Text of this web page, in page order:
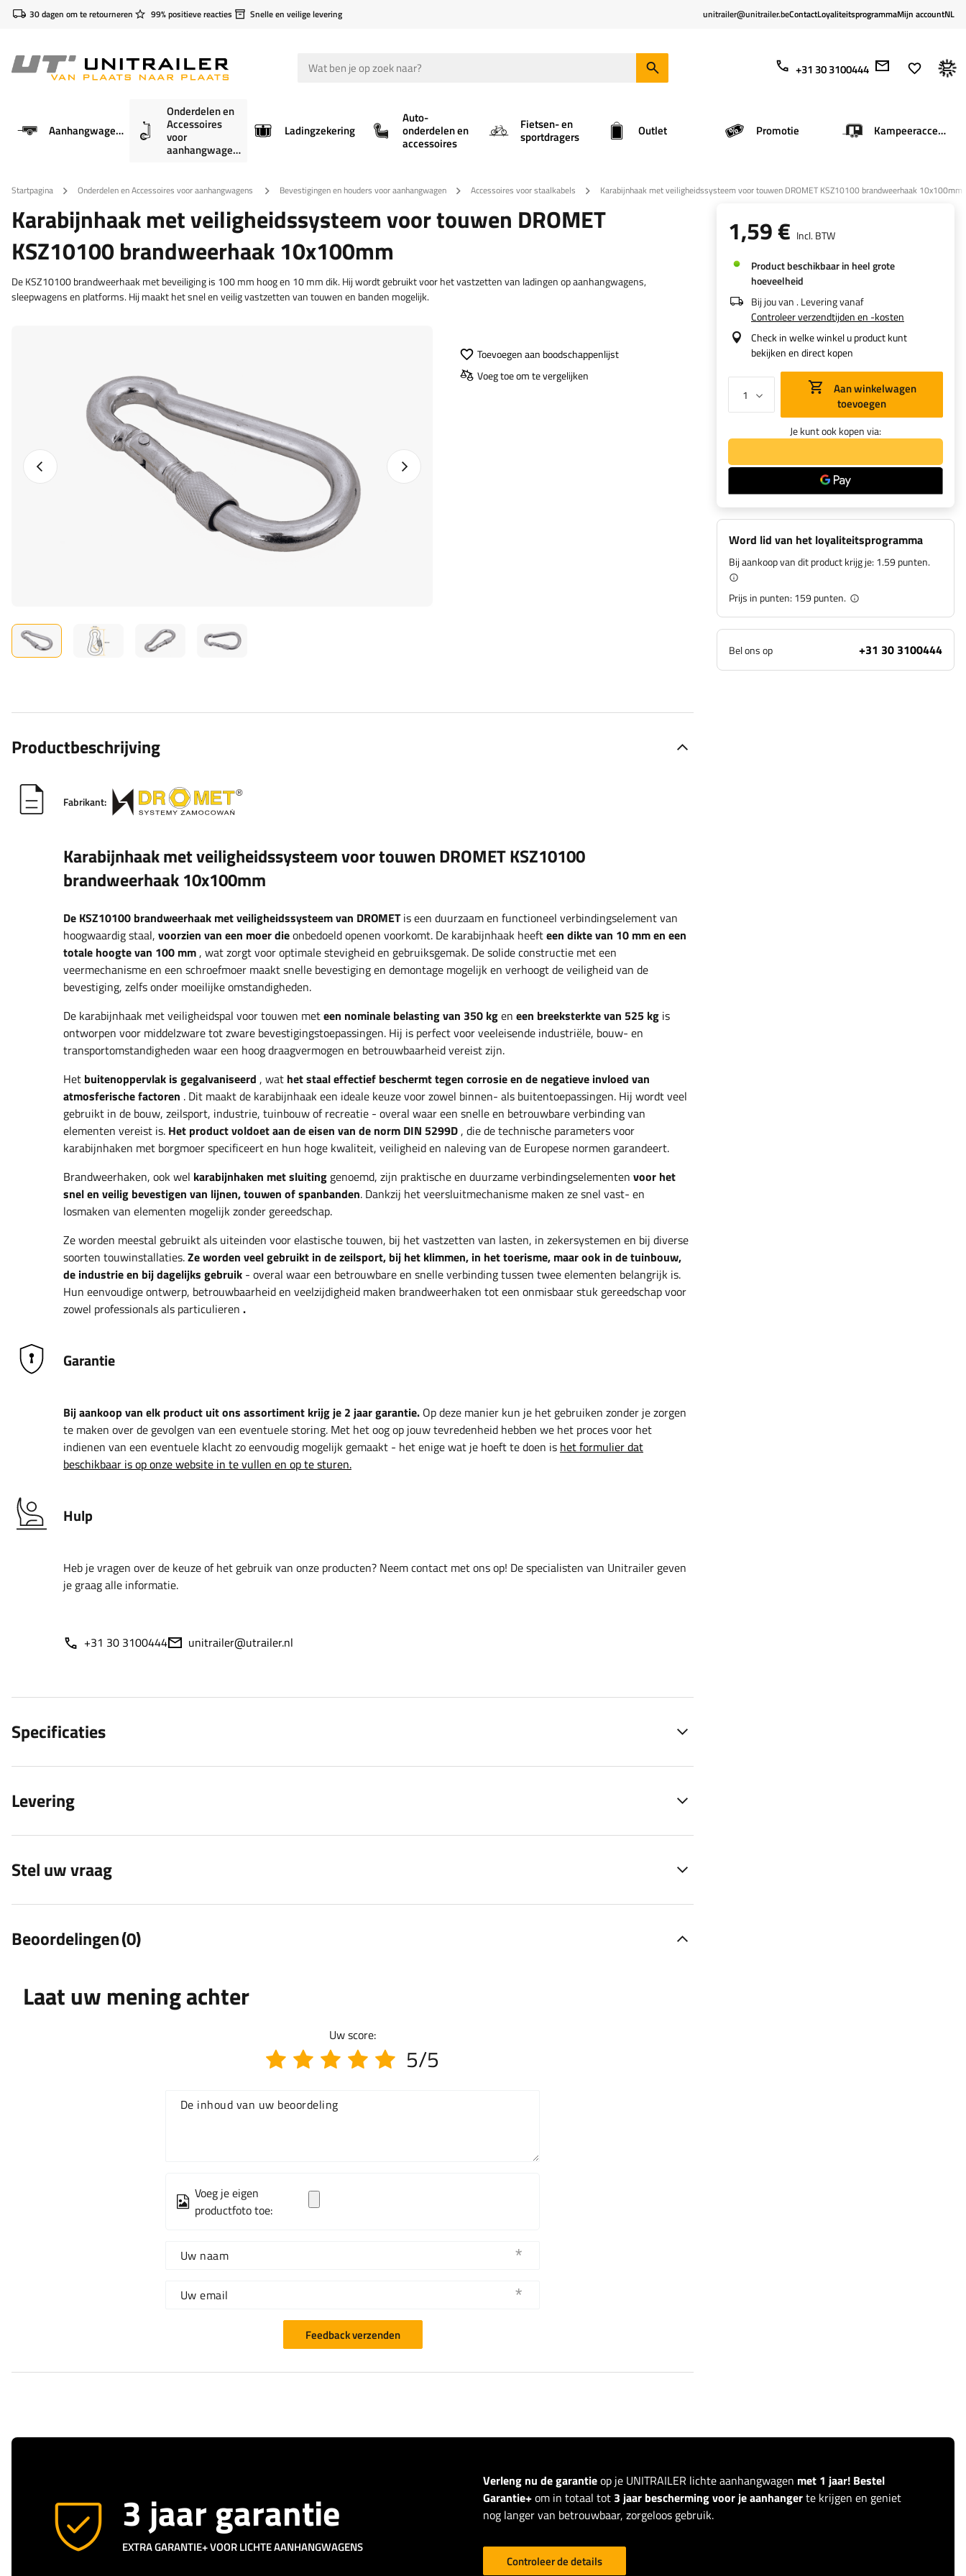
30 dagen om te retourneren 99% positieve reacties Snelle en veilige levering unitrailer@unitrailer.beContactLoyaliteitsprogrammaMijn accountNL
+31 30 3100444
Aanhangwagens
Onderdelen en
Accessoires
voor
aanhangwagens
Ladingzekering
Auto-
onderdelen en
accessoires
Fietsen- en
sportdragers Outlet Promotie Kampeeraccessoires
Startpagina Onderdelen en Accessoires voor aanhangwagens Bevestigingen en houders voor aanhangwagen Accessoires voor staalkabels Karabijnhaak met veiligheidssysteem voor touwen DROMET KSZ10100 brandweerhaak 10x100mm
Karabijnhaak met veiligheidssysteem voor touwen DROMET
KSZ10100 brandweerhaak 10x100mm
De KSZ10100 brandweerhaak met beveiliging is 100 mm hoog en 10 mm dik. Hij wordt gebruikt voor het vastzetten van ladingen op aanhangwagens,
sleepwagens en platforms. Hij maakt het snel en veilig vastzetten van touwen en banden mogelijk.
Vorige foto Naprawa produktu
Toevoegen aan boodschappenlijst
Voeg toe om te vergelijken
1,59 € Incl. BTW
Product beschikbaar in heel grote
hoeveelheid
Bij jou van . Levering vanaf
Controleer verzendtijden en -kosten
Check in welke winkel u product kunt
bekijken en direct kopen
toevoegen
Je kunt ook kopen via:
Word lid van het loyaliteitsprogramma
Bij aankoop van dit product krijg je: 1.59 punten.
Prijs in punten: 159punten.
Bel ons op +31 30 3100444
Productbeschrijving
Fabrikant:
Karabijnhaak met veiligheidssysteem voor touwenDROMETKSZ10100
brandweerhaak 10x100mm
De KSZ10100 brandweerhaak met veiligheidssysteem van DROMETis een duurzaam en functioneel verbindingselement van
hoogwaardig staal, voorzien van een moer dieonbedoeld openen voorkomt. De karabijnhaak heefteen dikte van 10 mm en een
totale hoogte van 100 mm, wat zorgt voor optimale stevigheid en gebruiksgemak. De solide constructie met een
veermechanisme en een schroefmoer maakt snelle bevestiging en demontage mogelijk en verhoogt de veiligheid van de
bevestiging, zelfs onder moeilijke omstandigheden.
De karabijnhaak met veiligheidspal voor touwen meteen nominale belasting van 350 kgen een breeksterkte van 525 kg is
ontworpen voor middelzware tot zware bevestigingstoepassingen. Hij is perfect voor veeleisende industriële, bouw- en
transportomstandigheden waar een hoog draagvermogen en betrouwbaarheid vereist zijn.
Het buitenoppervlak is gegalvaniseerd , wat het staal effectief beschermt tegen corrosie en de negatieve invloed van
atmosferische factoren . Dit maakt de karabijnhaak een ideale keuze voor zowel binnen- als buitentoepassingen. Hij wordt veel
gebruikt in de bouw, zeilsport, industrie, tuinbouw of recreatie - overal waar een snelle en betrouwbare verbinding van
elementen vereist is. Het product voldoet aan de eisen van de norm DIN 5299D, die de technische parameters voor
karabijnhaken met borgmoer specificeert en hun hoge kwaliteit, veiligheid en naleving van de Europese normen garandeert.
Brandweerhaken, ook wel karabijnhaken met sluiting genoemd, zijn praktische en duurzame verbindingselementen voor het
snel en veilig bevestigen van lijnen, touwen of spanbanden. Dankzij het veersluitmechanisme maken ze snel vast- en
losmaken van elementen mogelijk zonder gereedschap.
Ze worden meestal gebruikt als uiteinden voor elastische touwen, bij het vastzetten van lasten, in zekersystemen en bij diverse
soorten touwinstallaties.Ze worden veel gebruikt in de zeilsport, bij het klimmen, in het toerisme, maar ook in de tuinbouw,
de industrie en bij dagelijks gebruik - overal waar een betrouwbare en snelle verbinding tussen twee elementen belangrijk is.
Hun eenvoudige ontwerp, betrouwbaarheid en veelzijdigheid maken brandweerhaken tot een onmisbaar stuk gereedschap voor
zowel professionals als particulieren .
Garantie
Bij aankoop van elk product uit ons assortiment krijg je 2 jaar garantie. Op deze manier kun je het gebruiken zonder je zorgen
te maken over de gevolgen van een eventuele storing. Met het oog op jouw tevredenheid hebben we het proces voor het
indienen van een eventuele klacht zo eenvoudig mogelijk gemaakt - het enige wat je hoeft te doen is het formulier dat
beschikbaar is op onze website in te vullen en op te sturen.
Hulp
Heb je vragen over de keuze of het gebruik van onze producten? Neem contact met ons op! De specialisten van Unitrailer geven
je graag alle informatie.
+31 30 3100444 unitrailer@utrailer.nl
Specificaties
Levering
Stel uw vraag
Beoordelingen(0)
Laat uw mening achter
Uw score:
5/5
De inhoud van uw beoordeling
Voeg je eigen
productfoto toe:
Uw naam
Uw email
Feedback verzenden
3 jaar garantie
EXTRA GARANTIE+ VOOR LICHTE AANHANGWAGENS
Verleng nu de garantieop je UNITRAILER lichte aanhangwagen met 1 jaar! Bestel
Garantie+om in totaal tot 3 jaar bescherming voor je aanhangerte krijgen en geniet
nog langer van betrouwbaar, zorgeloos gebruik.
Controleer de details